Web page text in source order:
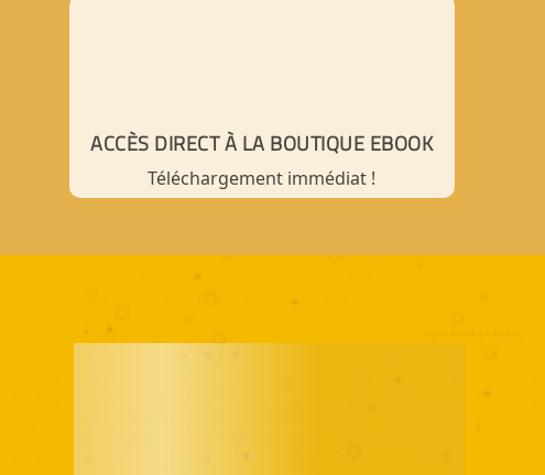
ACCÈS DIRECT À LA BOUTIQUE EBOOK
Téléchargement immédiat !